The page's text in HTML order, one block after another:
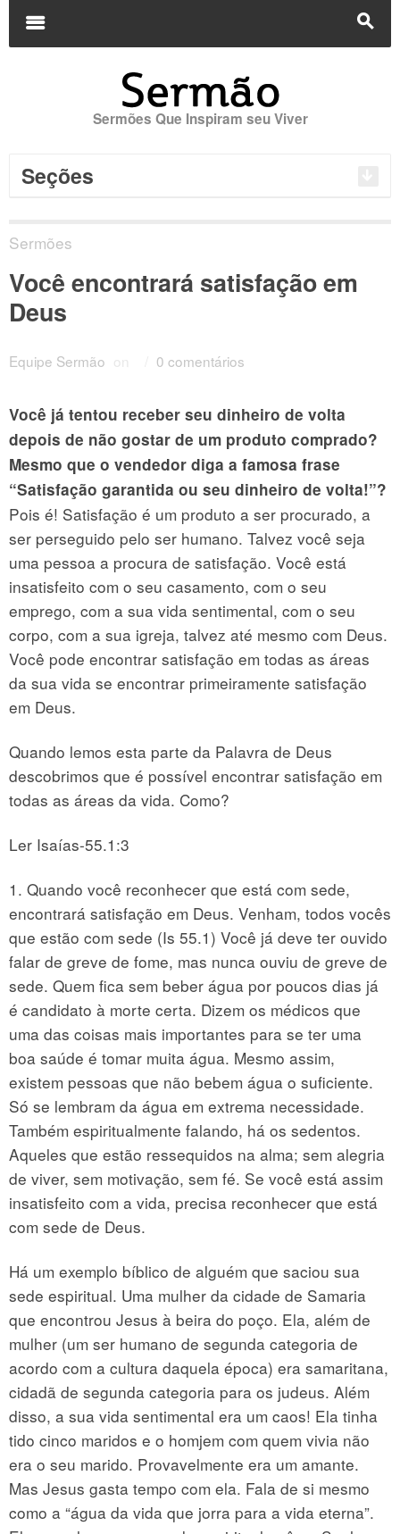
s
m
Sermões Que Inspiram seu Viver
Seções
Sermões
Você encontrará satisfação em
Deus
Equipe Sermão on 0 comentários
Você já tentou receber seu dinheiro de volta
depois de não gostar de um produto comprado?
Mesmo que o vendedor diga a famosa frase
“Satisfação garantida ou seu dinheiro de volta!”?
Pois é! Satisfação é um produto a ser procurado, a
ser perseguido pelo ser humano. Talvez você seja
uma pessoa a procura de satisfação. Você está
insatisfeito com o seu casamento, com o seu
emprego, com a sua vida sentimental, com o seu
corpo, com a sua igreja, talvez até mesmo com Deus.
Você pode encontrar satisfação em todas as áreas
da sua vida se encontrar primeiramente satisfação
em Deus.
Quando lemos esta parte da Palavra de Deus
descobrimos que é possível encontrar satisfação em
todas as áreas da vida. Como?
Ler Isaías-55.1:3
1. Quando você reconhecer que está com sede,
encontrará satisfação em Deus. Venham, todos vocês
que estão com sede (Is 55.1) Você já deve ter ouvido
falar de greve de fome, mas nunca ouviu de greve de
sede. Quem fica sem beber água por poucos dias já
é candidato à morte certa. Dizem os médicos que
uma das coisas mais importantes para se ter uma
boa saúde é tomar muita água. Mesmo assim,
existem pessoas que não bebem água o suficiente.
Só se lembram da água em extrema necessidade.
Também espiritualmente falando, há os sedentos.
Aqueles que estão ressequidos na alma; sem alegria
de viver, sem motivação, sem fé. Se você está assim
insatisfeito com a vida, precisa reconhecer que está
com sede de Deus.
Há um exemplo bíblico de alguém que saciou sua
sede espiritual. Uma mulher da cidade de Samaria
que encontrou Jesus à beira do poço. Ela, além de
mulher (um ser humano de segunda categoria de
acordo com a cultura daquela época) era samaritana,
cidadã de segunda categoria para os judeus. Além
disso, a sua vida sentimental era um caos! Ela tinha
tido cinco maridos e o homjem com quem vivia não
era o seu marido. Provavelmente era um amante.
Mas Jesus gasta tempo com ela. Fala de si mesmo
como a “água da vida que jorra para a vida eterna”.